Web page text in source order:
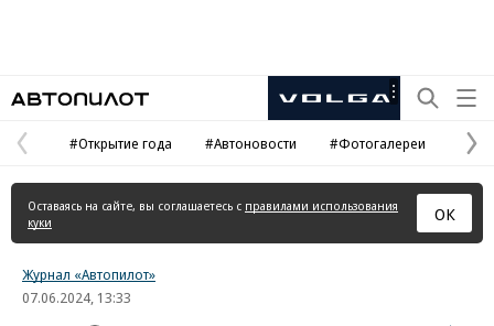
Рекламная
Предыдущая
страница
#Открытие года #Автоновости #Фотогалереи
Оставаясь на сайте, вы соглашаетесь с правилами использования
куки
ОК
Журнал «Автопилот»
07.06.2024, 13:33